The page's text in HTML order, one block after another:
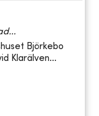
Björkebo
Klarälven...